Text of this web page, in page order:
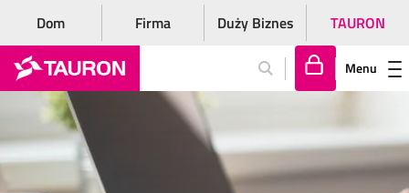
Dom Firma Duży Biznes TAURON
lo
gu
Menu